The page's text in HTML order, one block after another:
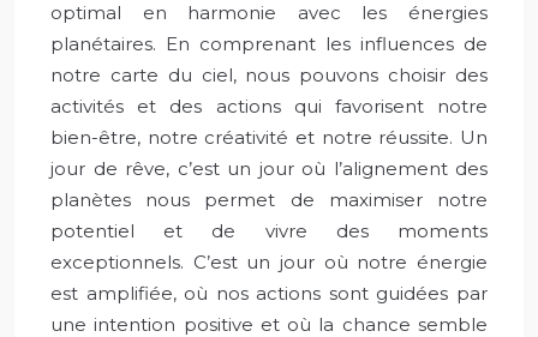
optimal en harmonie avec les énergies
planétaires. En comprenant les influences de
notre carte du ciel, nous pouvons choisir des
activités et des actions qui favorisent notre
bien-être, notre créativité et notre réussite. Un
jour de rêve, c’est un jour où l’alignement des
planètes nous permet de maximiser notre
potentiel et de vivre des moments
exceptionnels. C’est un jour où notre énergie
est amplifiée, où nos actions sont guidées par
une intention positive et où la chance semble